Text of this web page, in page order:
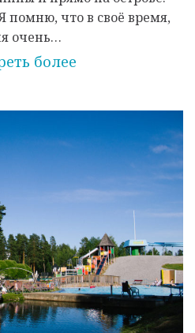
помню, что в своё время,
очень…
более